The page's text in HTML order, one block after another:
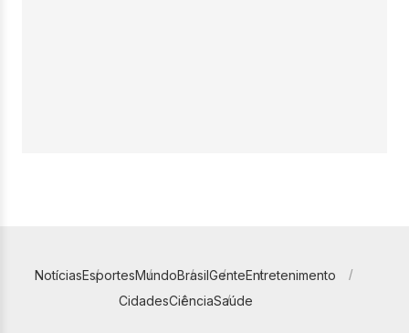
NotíciasEsportesMundoBrasilGenteEntretenimento
CidadesCiênciaSaúde